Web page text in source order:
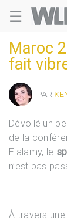
☰
Maroc
fait
PAR
Dévoilé un
de la
Elalamy, le
n’est pas
À travers